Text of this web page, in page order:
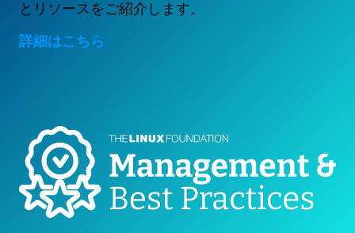
とリソースをご紹介します。
詳細はこちら